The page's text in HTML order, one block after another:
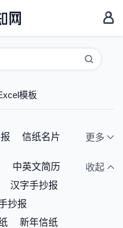
模板
信纸名片
荣誉证书
单
企业画册
杂志报刊
更多
中英文简历
汉字手抄报
抄报
新年信纸
收起